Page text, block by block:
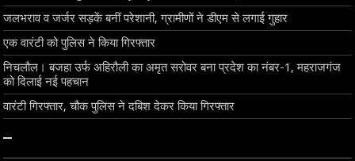
जलभराव व जर्जर सड़कें बनीं परेशानी, ग्रामीणों ने डीएम से लगाई गुहार
एक वारंटी को पुलिस ने किया गिरफ्तार
निचलौल। बजहा उर्फ अहिरौली का अमृत सरोवर बना प्रदेश का नंबर-1, महराजगंज
को दिलाई नई पहचान
वारंटी गिरफ्तार, चौक पुलिस ने दबिश देकर किया गिरफ्तार
–